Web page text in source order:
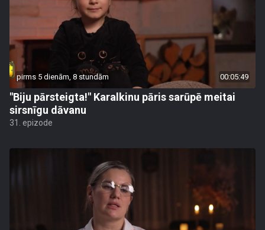
pirms 5 dienām, 8 stundām 00:05:49
"Biju pārsteigta!" Karalkinu pāris sarūpē meitai
sirsnīgu dāvanu
31. epizode